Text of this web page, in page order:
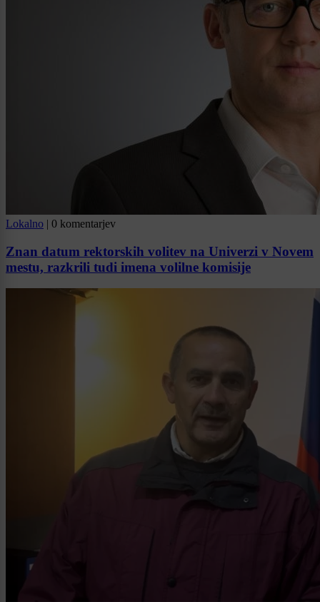
Lokalno | 0 komentarjev
Znan datum rektorskih volitev na Univerzi v Novem
mestu, razkrili tudi imena volilne komisije